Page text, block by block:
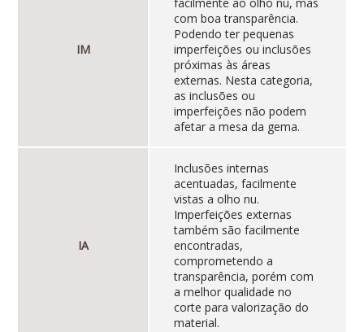
IM
com boa transparência.
Podendo ter pequenas
imperfeições ou inclusões
próximas às áreas
externas. Nesta categoria,
as inclusões ou
imperfeições não podem
afetar a mesa da gema.
IA
Inclusões internas
acentuadas, facilmente
vistas a olho nu.
Imperfeições externas
também são facilmente
encontradas,
comprometendo a
transparência, porém com
a melhor qualidade no
corte para valorização do
material.